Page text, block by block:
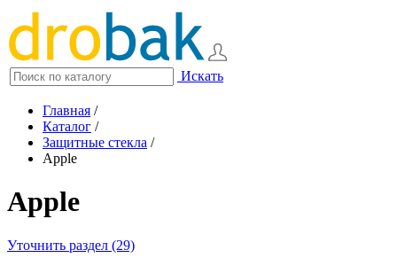
Искать
Главная /
Каталог /
Защитные стекла /
Apple
Apple
Уточнить раздел (29)